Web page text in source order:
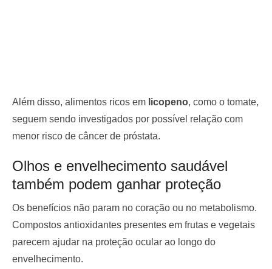
Além disso, alimentos ricos em licopeno, como o tomate,
seguem sendo investigados por possível relação com
menor risco de câncer de próstata.
Olhos e envelhecimento saudável
também podem ganhar proteção
Os benefícios não param no coração ou no metabolismo.
Compostos antioxidantes presentes em frutas e vegetais
parecem ajudar na proteção ocular ao longo do
envelhecimento.